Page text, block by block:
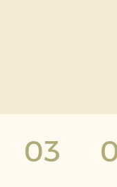
warum
Bio
03